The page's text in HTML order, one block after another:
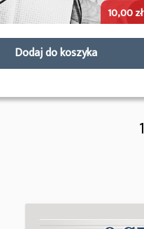
10,00zł
Dodaj do koszyka
1